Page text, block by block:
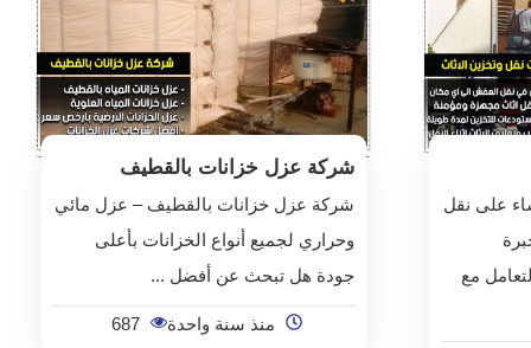
على نقل
مع
شركة عزل خزانات بالقطيف
شركة عزل خزانات بالقطيف – عزل مائي
وحراري لجميع أنواع الخزانات بأعلى
جودة هل تبحث عن أفضل ...
منذ سنة واحدة 687